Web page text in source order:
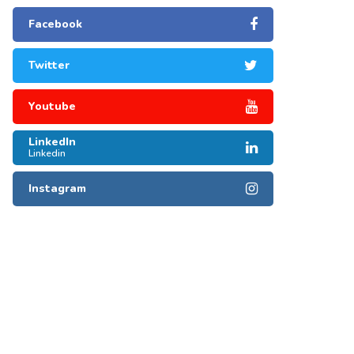
Facebook
Twitter
Youtube
LinkedIn
Linkedin
Instagram